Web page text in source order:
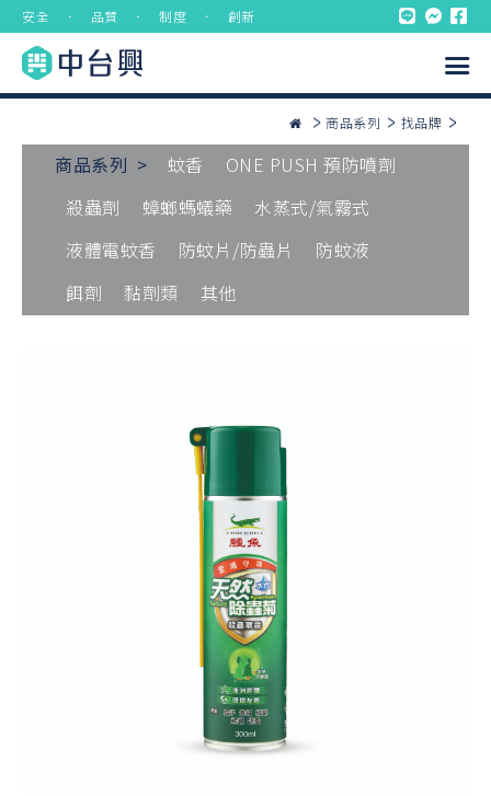
安全 ． 品質 ． 制度 ． 創新
商品系列 找品牌
商品系列 > 蚊香
ONE PUSH 預防噴劑
殺蟲劑
蟑螂螞蟻藥
水蒸式/氣霧式
液體電蚊香
防蚊片/防蟲片
防蚊液
餌劑
黏劑類 其他